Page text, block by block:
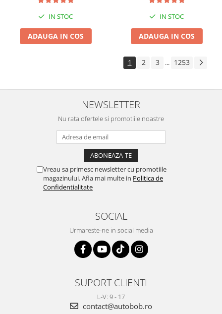
IN STOC
ADAUGA IN COS
IN STOC
ADAUGA IN COS
1 2 3 ... 1253
NEWSLETTER
Nu rata ofertele si promotiile noastre
Vreau sa primesc newsletter cu promotiile
magazinului. Afla mai multe in Politica de
Confidentialitate
SOCIAL
Urmareste-ne in social media
SUPORT CLIENTI
L-V: 9 - 17
contact@autobob.ro